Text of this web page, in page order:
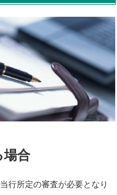
場合
行所定の審査が必要となり